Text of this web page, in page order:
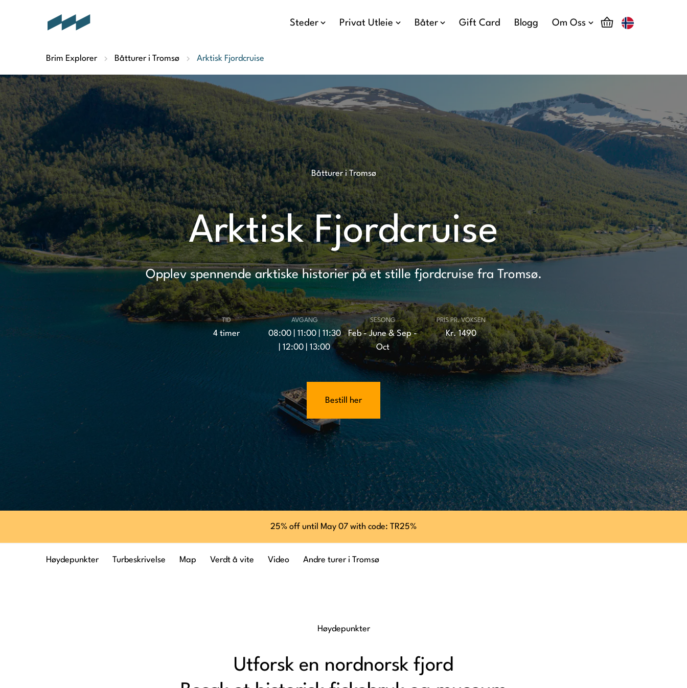
Steder Privat Utleie Båter Gift Card Blogg Om Oss
Brim Explorer Båtturer i Tromsø Arktisk Fjordcruise
Båtturer i Tromsø
Arktisk Fjordcruise
Opplev spennende arktiske historier på et stille fjordcruise fra Tromsø.
TID
4 timer
AVGANG
08:00 | 11:00 | 11:30
| 12:00 | 13:00
SESONG
Feb - June & Sep -
Oct
PRIS PR. VOKSEN
Kr. 1490
Bestill her
25% off until May 07 with code: TR25%
Høydepunkter Turbeskrivelse Map Verdt å vite Video Andre turer i Tromsø
Høydepunkter
Utforsk en nordnorsk fjord